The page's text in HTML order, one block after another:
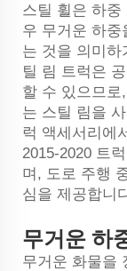
스틸 휠은 하중
우 무거운 하
는 것을 의미
틸 림 트럭은
할 수 있으므로
는 스틸 림을
럭 액세서리에
2015-2020 트
며, 도로 주행
심을 제공합니
무거운 하
무거운 화물을